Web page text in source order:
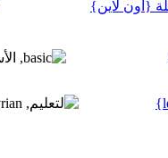
{اون لاين}